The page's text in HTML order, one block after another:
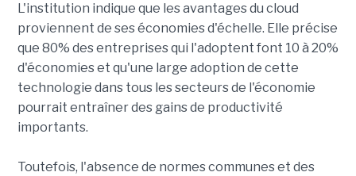
L'institution indique que les avantages du cloud
proviennent de ses économies d'échelle. Elle précise
que 80% des entreprises qui l'adoptent font 10 à 20%
d'économies et qu'une large adoption de cette
technologie dans tous les secteurs de l'économie
pourrait entraîner des gains de productivité
importants.
Toutefois, l'absence de normes communes et des